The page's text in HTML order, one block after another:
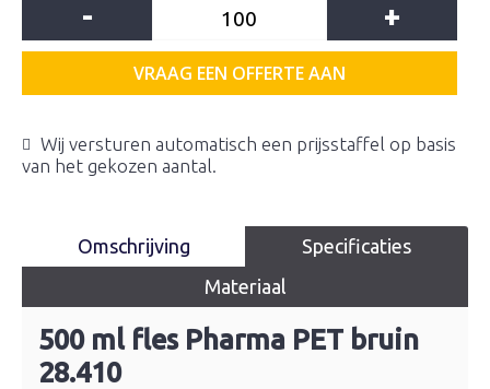
- +
VRAAG EEN OFFERTE AAN
Wij versturen automatisch een prijsstaffel op basis
van het gekozen aantal.
Omschrijving
Specificaties
Materiaal
500 ml fles Pharma PET bruin
28.410